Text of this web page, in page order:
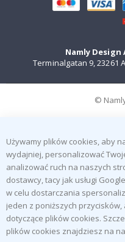
Namly Design
Terminalgatan 9, 23261
©
Używamy plików cookies, aby
wydajniej, personalizować
analizować ruch na naszych
dostawcy, tacy jak usługi
w celu dostarczania
jeden z poniższych
dotyczące plików cookies.
plików cookies znajdziesz na